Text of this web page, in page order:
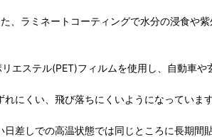
、ラミネートコーティングで水分の浸食や
ステル(PET)フィルムを使用し、自動車や
にくい、飛び落ちにくいようになってい
しでの高温状態では同じところに長期間